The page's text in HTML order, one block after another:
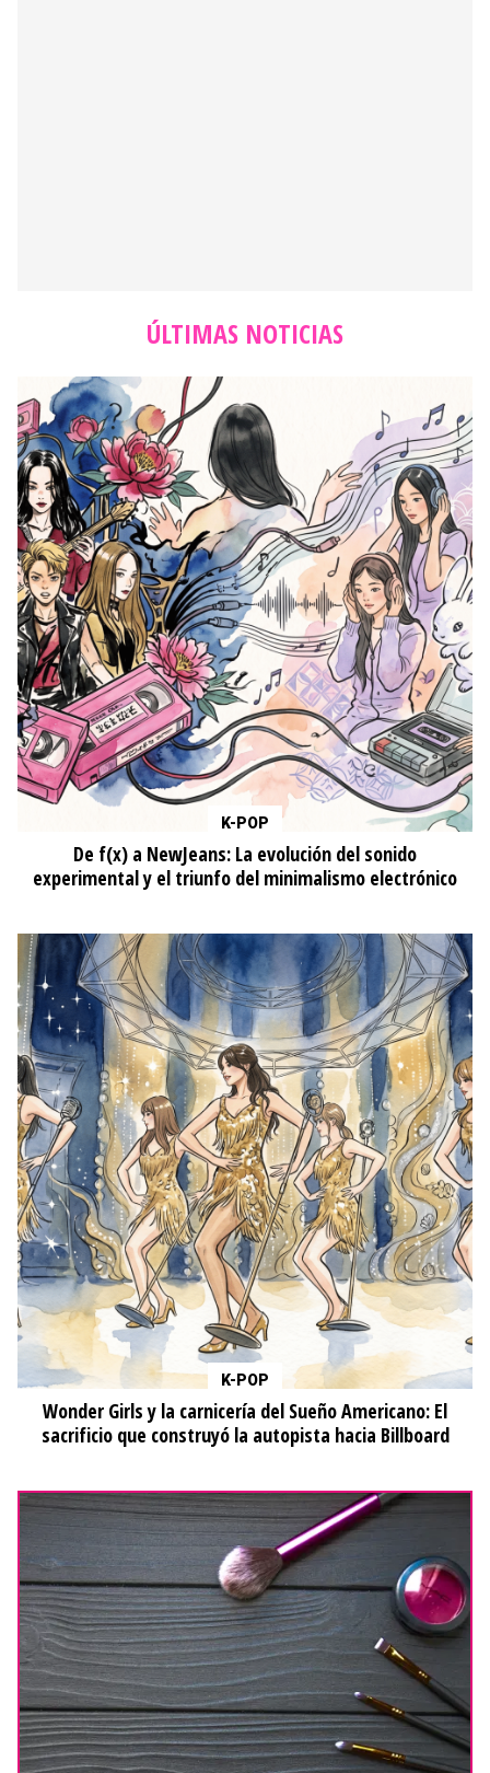
ÚLTIMAS NOTICIAS
K-POP
De f(x) a NewJeans: La evolución del sonido
experimental y el triunfo del minimalismo electrónico
K-POP
Wonder Girls y la carnicería del Sueño Americano: El
sacrificio que construyó la autopista hacia Billboard